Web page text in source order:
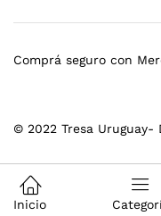
© 2022 Tresa Uruguay-
Comprá seguro con
Inicio